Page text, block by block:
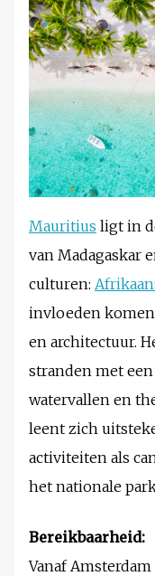
Mauritius ligt in
van Madagaskar
culturen:
invloeden
en architectuur.
stranden met
watervallen en
leent zich
activiteiten als
het nationale
Bereikbaarheid:
Vanaf